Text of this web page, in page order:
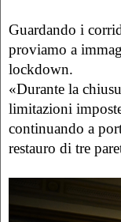
Guardando i
proviamo a
lockdown.
«Durante la
limitazioni
continuando a
restauro di tre